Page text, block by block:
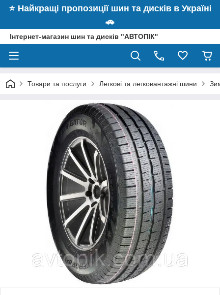
⭐️ Найкращі пропозиції шин та дисків в Україні
🚗
Інтернет-магазин шин та дисків "АВТОПІК"
Товари та послуги Легкові та легковантажні шини